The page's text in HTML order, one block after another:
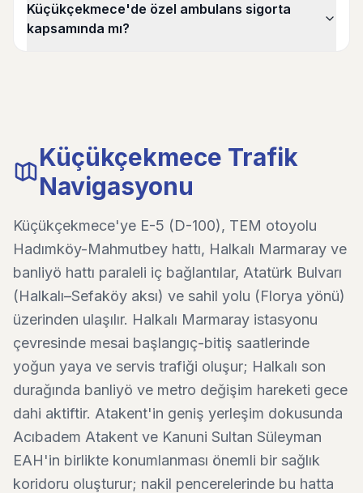
Küçükçekmece'de özel ambulans sigorta
kapsamında mı?
Küçükçekmece Trafik
Navigasyonu
Küçükçekmece'ye E-5 (D-100), TEM otoyolu
Hadımköy-Mahmutbey hattı, Halkalı Marmaray ve
banliyö hattı paraleli iç bağlantılar, Atatürk Bulvarı
(Halkalı–Sefaköy aksı) ve sahil yolu (Florya yönü)
üzerinden ulaşılır. Halkalı Marmaray istasyonu
çevresinde mesai başlangıç-bitiş saatlerinde
yoğun yaya ve servis trafiği oluşur; Halkalı son
durağında banliyö ve metro değişim hareketi gece
dahi aktiftir. Atakent'in geniş yerleşim dokusunda
Acıbadem Atakent ve Kanuni Sultan Süleyman
EAH'in birlikte konumlanması önemli bir sağlık
koridoru oluşturur; nakil pencerelerinde bu hatta